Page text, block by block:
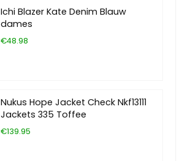
Ichi Blazer Kate Denim Blauw
dames
€48.98
Nukus Hope Jacket Check Nkf13111
Jackets 335 Toffee
€139.95